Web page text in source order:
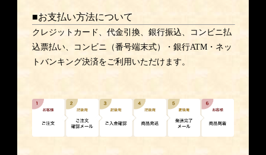
■お支払い方法について
クレジットカード、代金引換、銀行振込、コンビニ払
込票払い、コンビニ（番号端末式）・銀行ATM・ネッ
トバンキング決済をご利用いただけます。